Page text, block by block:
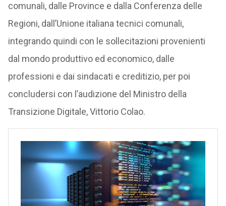
comunali, dalle Province e dalla Conferenza delle
Regioni, dall’Unione italiana tecnici comunali,
integrando quindi con le sollecitazioni provenienti
dal mondo produttivo ed economico, dalle
professioni e dai sindacati e creditizio, per poi
concludersi con l’audizione del Ministro della
Transizione Digitale, Vittorio Colao.